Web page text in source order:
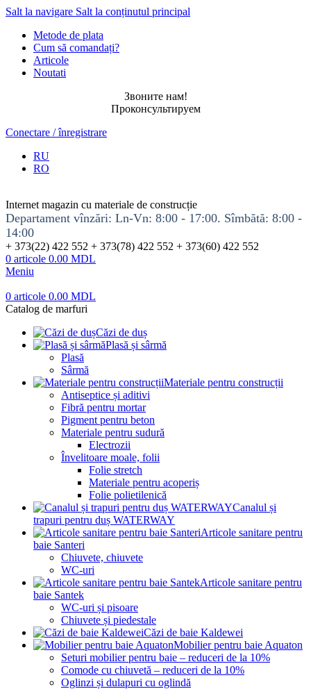
Salt la navigare Salt la conținutul principal
Metode de plata
Cum să comandați?
Articole
Noutati
Звоните нам!
Проконсультируем
Conectare / înregistrare
RU
RO
Internet magazin cu materiale de construcție
Departament vînzări: Ln-Vn: 8:00 - 17:00. Sîmbătă: 8:00 -
14:00
+ 373(22) 422 552 + 373(78) 422 552 + 373(60) 422 552
0 articole 0.00 MDL
Meniu
0 articole 0.00 MDL
Catalog de marfuri
Căzi de duș
Plasă și sârmă
Plasă
Sârmă
Materiale pentru construcții
Antiseptice și aditivi
Fibră pentru mortar
Pigment pentru beton
Materiale pentru sudură
Electrozii
Învelitoare moale, folii
Folie stretch
Materiale pentru acoperiș
Folie polietilenică
Canalul și
trapuri pentru duș WATERWAY
Articole sanitare pentru
baie Santeri
Chiuvete, chiuvete
WC-uri
Articole sanitare pentru
baie Santek
WC-uri și pisoare
Chiuvete și piedestale
Căzi de baie Kaldewei
Mobilier pentru baie Aquaton
Seturi mobilier pentru baie – reduceri de la 10%
Comode cu chiuvetă – reduceri de la 10%
Oglinzi și dulapuri cu oglindă